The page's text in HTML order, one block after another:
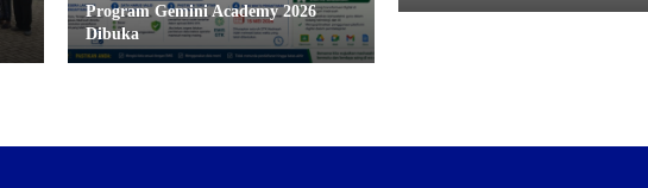
Program Gemini Academy 2026
Dibuka